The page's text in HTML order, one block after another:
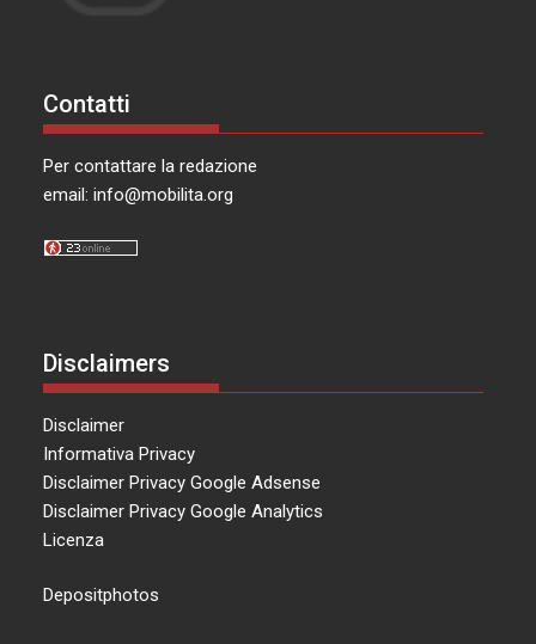
Contatti
Per contattare la redazione
email:info@mobilita.org
Disclaimers
Disclaimer
Informativa Privacy
Disclaimer Privacy Google Adsense
Disclaimer Privacy Google Analytics
Licenza
Depositphotos